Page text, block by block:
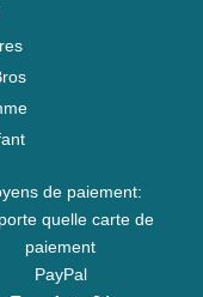
de paiement:
quelle carte de
paiement
PayPal